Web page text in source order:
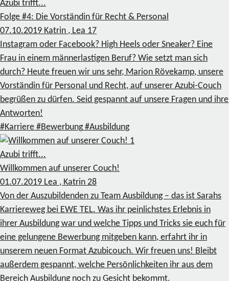
Azubi trifft...
Folge #4: Die Vorständin für Recht & Personal
07.10.2019 Katrin , Lea 17
Instagram oder Facebook? High Heels oder Sneaker? Eine
Frau in einem männerlastigen Beruf? Wie setzt man sich
durch? Heute freuen wir uns sehr, Marion Rövekamp, unsere
Vorständin für Personal und Recht, auf unserer Azubi-Couch
begrüßen zu dürfen. Seid gespannt auf unsere Fragen und ihre
Antworten!
#Karriere #Bewerbung #Ausbildung
1
Azubi trifft...
Willkommen auf unserer Couch!
01.07.2019 Lea , Katrin 28
Von der Auszubildenden zu Team Ausbildung – das ist Sarahs
Karriereweg bei EWE TEL. Was ihr peinlichstes Erlebnis in
ihrer Ausbildung war und welche Tipps und Tricks sie euch für
eine gelungene Bewerbung mitgeben kann, erfahrt ihr in
unserem neuen Format Azubicouch. Wir freuen uns! Bleibt
außerdem gespannt, welche Persönlichkeiten ihr aus dem
Bereich Ausbildung noch zu Gesicht bekommt.